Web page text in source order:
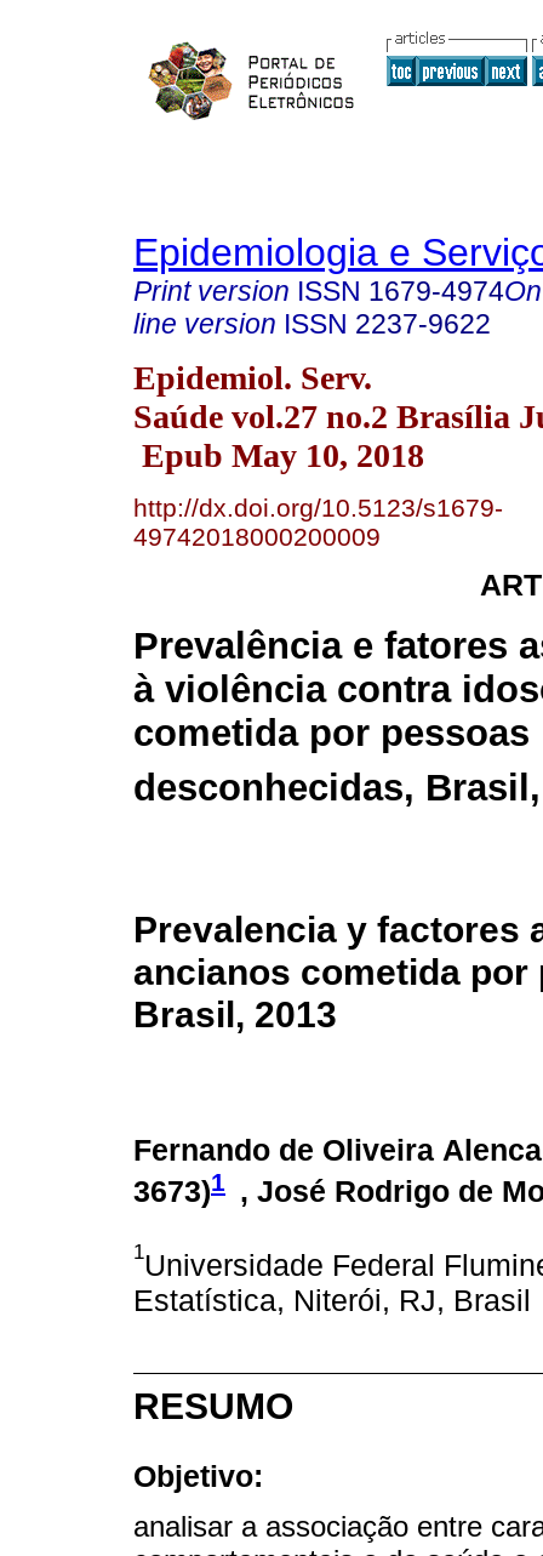
Epidemiologia e
Print version ISSN 1679-4974
line version ISSN 2237-9622
Epidemiol. Serv.
Saúde vol.27 no.2 Brasília
Epub May 10, 2018
http://dx.doi.org/10.5123/s1679-
49742018000200009
Prevalência e fatores
à violência contra
cometida por pessoas
desconhecidas,
Prevalencia y factores
ancianos cometida
Brasil, 2013
Fernando de Oliveira
3673)1 , José Rodrigo de
1Universidade Federal
Estatística, Niterói, RJ, Brasil
RESUMO
Objetivo:
analisar a associação entre